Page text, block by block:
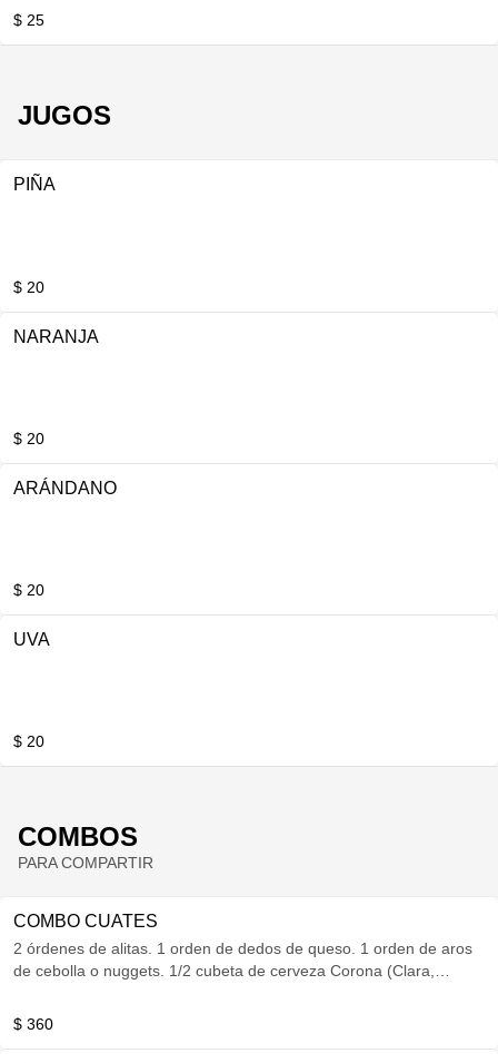
$ 25
JUGOS
PIÑA
$ 20
NARANJA
$ 20
ARÁNDANO
$ 20
UVA
$ 20
COMBOS
PARA COMPARTIR
COMBO CUATES
2 órdenes de alitas. 1 orden de dedos de queso. 1 orden de aros
de cebolla o nuggets. 1/2 cubeta de cerveza Corona (Clara,
$ 360